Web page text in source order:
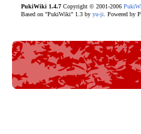
PukiWiki 1.4.7Copyright © 2001-2006
Based on "PukiWiki" 1.3 by yu-ji . Powered by